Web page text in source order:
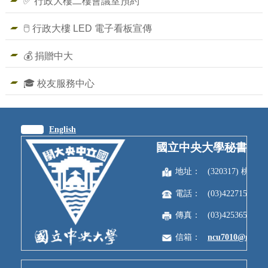
🖱️ 行政大樓 LED 電子看板宣傳
💰 捐贈中大
🎓 校友服務中心
English
國立中央大學秘書室
地址： (320317) 桃園
電話： (03)4227151
傳真： (03)4253650
信箱：